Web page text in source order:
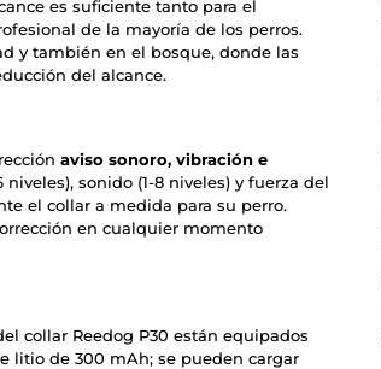
es suficiente tanto para el
de la mayoría de los perros.
y también en el bosque, donde las
del alcance.
aviso sonoro, vibración e
niveles), sonido (1-8 niveles) y fuerza del
el collar a medida para su perro.
en cualquier momento
collar Reedog P30 están equipados
litio de 300 mAh; se pueden cargar